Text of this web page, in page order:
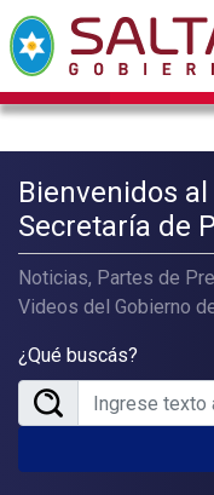
Bienvenidos
Secretaría de
Noticias, Partes de
Videos del Gobierno
¿Qué buscás?